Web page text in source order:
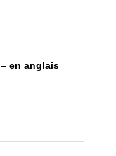
– en anglais